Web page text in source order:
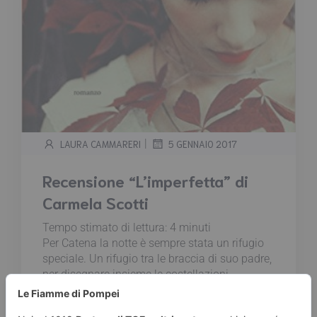
LAURA CAMMARERI | 5 GENNAIO 2017
Recensione “L’imperfetta” di
Carmela Scotti
Tempo stimato di lettura: 4 minuti
Per Catena la notte è sempre stata un rifugio
speciale. Un rifugio tra le braccia di suo padre,
per disegnare insieme le costellazioni
incastonate nel cielo, imparare i nomi delle